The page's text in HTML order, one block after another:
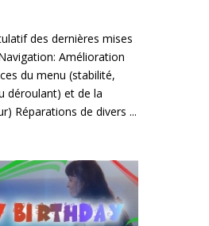
des dernières mises
Amélioration
du menu (stabilité,
déroulant) et de la
Réparations de divers ...